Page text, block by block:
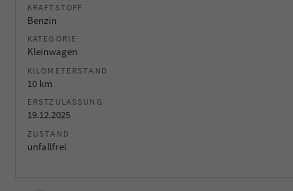
KRAFTSTOFF
Benzin
KATEGORIE
Kleinwagen
KILOMETERSTAND
10 km
ERSTZULASSUNG
19.12.2025
ZUSTAND
unfallfrei